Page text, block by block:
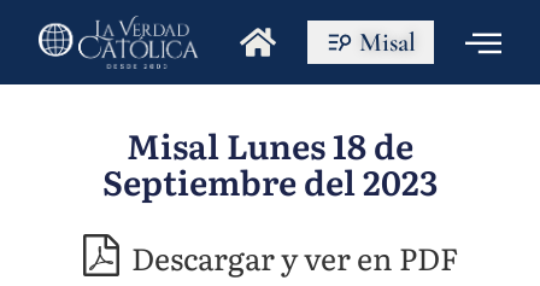
Misal
Misal Lunes 18 de
Septiembre del 2023
Descargar y ver en PDF